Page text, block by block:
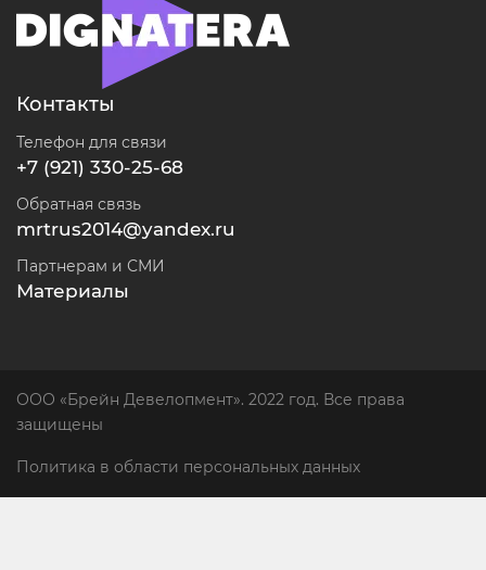
Контакты
Телефон для связи
+7 (921) 330-25-68
Обратная связь
mrtrus2014@yandex.ru
Партнерам и СМИ
Материалы
ООО «Брейн Девелопмент». 2022 год. Все права
защищены
Политика в области персональных данных